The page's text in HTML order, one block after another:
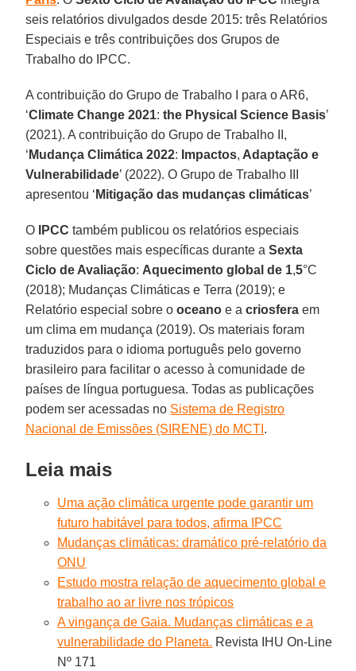
seis relatórios divulgados desde 2015: três Relatórios
Especiais e três contribuições dos Grupos de
Trabalho do IPCC.
A contribuição do Grupo de Trabalho I para o AR6,
‘Climate Change 2021: the Physical Science Basis’
(2021). A contribuição do Grupo de Trabalho II,
‘ Mudança Climática 2022: Impactos, Adaptação e
Vulnerabilidade’ (2022). O Grupo de Trabalho III
apresentou ‘ Mitigação das mudanças climáticas’
O IPCC também publicou os relatórios especiais
sobre questões mais específicas durante aSexta
Ciclo de Avaliação: Aquecimento global de 1,5°C
(2018); Mudanças Climáticas e Terra (2019); e
Relatório especial sobre ooceano e acriosfera em
um clima em mudança (2019). Os materiais foram
traduzidos para o idioma português pelo governo
brasileiro para facilitar o acesso à comunidade de
países de língua portuguesa. Todas as publicações
podem ser acessadas no Sistema de Registro
Nacional de Emissões (SIRENE) do MCTI .
Leia mais
Uma ação climática urgente pode garantir um
futuro habitável para todos, afirma IPCC
Mudanças climáticas: dramático pré-relatório da
ONU
Estudo mostra relação de aquecimento global e
trabalho ao ar livre nos trópicos
A vingança de Gaia. Mudanças climáticas e a
vulnerabilidade do Planeta. Revista IHU On-Line
Nº 171